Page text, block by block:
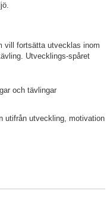
vill fortsätta utvecklas inom
Utvecklings-spåret
och tävlingar
utifrån utveckling, motivation